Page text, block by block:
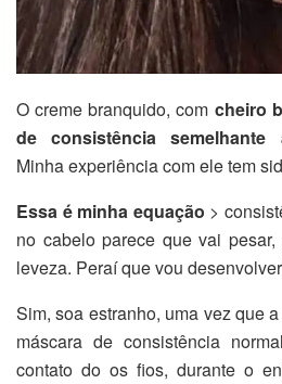
O creme branquido, com cheiro
de consistência
Minha experiência com ele tem
Essa é minha equação >
no cabelo parece que vai
leveza. Peraí que vou
Sim, soa estranho, uma vez que
máscara de consistência
contato do os fios, durante o